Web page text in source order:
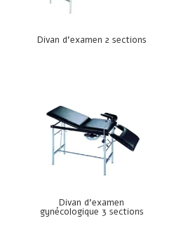
Divan d’examen 2 sections
Divan d’examen
gynécologique 3 sections